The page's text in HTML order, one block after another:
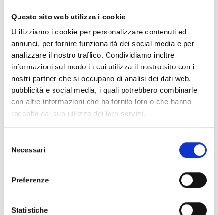
Questo sito web utilizza i cookie
Utilizziamo i cookie per personalizzare contenuti ed
annunci, per fornire funzionalità dei social media e per
analizzare il nostro traffico. Condividiamo inoltre
informazioni sul modo in cui utilizza il nostro sito con i
nostri partner che si occupano di analisi dei dati web,
pubblicità e social media, i quali potrebbero combinarle
con altre informazioni che ha fornito loro o che hanno
raccolto dal suo utilizzo dei loro servizi.
delNecessari
Preferenze
Statistiche
C. I. Microbiologia e Parassitologia - II anno